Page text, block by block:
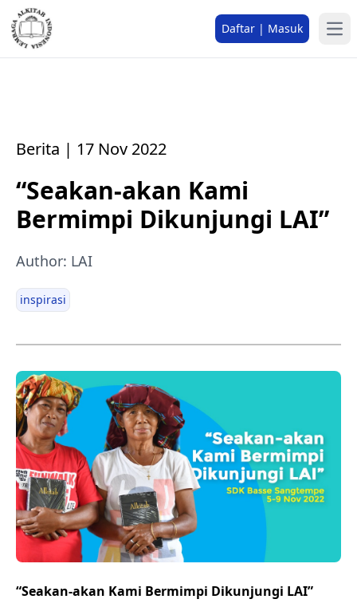
Daftar | Masuk
Berita | 17 Nov 2022
“Seakan-akan Kami
Bermimpi Dikunjungi LAI”
Author: LAI
inspirasi
“Seakan-akan Kami Bermimpi Dikunjungi LAI”